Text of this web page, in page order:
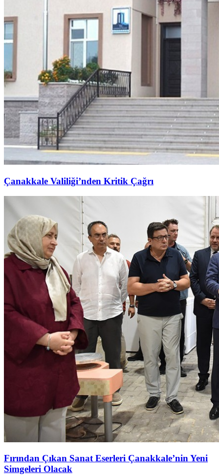
Çanakkale Valiliği’nden Kritik Çağrı
Fırından Çıkan Sanat Eserleri Çanakkale’nin Yeni
Simgeleri Olacak